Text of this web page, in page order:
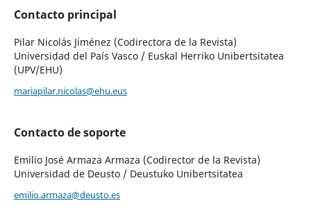
Contacto principal
Pilar Nicolás Jiménez (Codirectora de la Revista)
Universidad del País Vasco / Euskal Herriko Unibertsitatea
(UPV/EHU)
mariapilar.nicolas@ehu.eus
Contacto de soporte
Emilio José Armaza Armaza (Codirector de la Revista)
Universidad de Deusto / Deustuko Unibertsitatea
emilio.armaza@deusto.es